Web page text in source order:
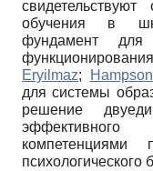
обучения в
фундамент для
Eryilmaz; Hampson
для системы
решение
компетенциями
психологического